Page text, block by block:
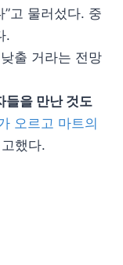
고 물러섰다. 중
.
출 거라는 전망
들을 만난 것도
오르고 마트의
했다.